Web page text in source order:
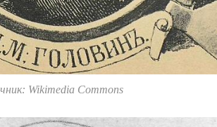
Wikimedia Commons